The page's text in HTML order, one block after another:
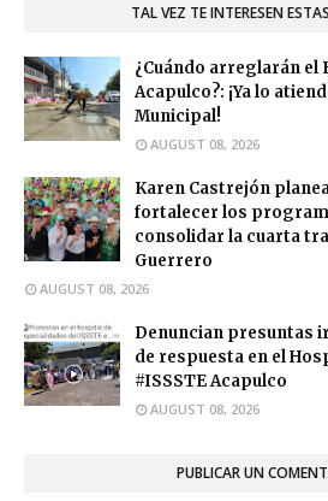
TAL VEZ TE INTERESEN
¿Cuándo arreglarán el
Acapulco?: ¡Ya lo
Municipal!
AUGUST 08, 2026
Karen Castrejón
fortalecer los
consolidar la cuarta
Guerrero
AUGUST 08, 2026
Denuncian presuntas
de respuesta en el
#ISSSTE Acapulco
AUGUST 08, 2026
PUBLICAR UN